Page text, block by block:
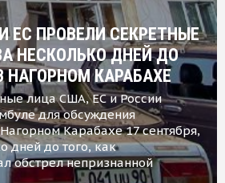
ЕС ПРОВЕЛИ СЕКРЕТНЫЕ
НЕСКОЛЬКО ДНЕЙ ДО
НАГОРНОМ КАРАБАХЕ
лица США, ЕС и России
для обсуждения
Карабахе 17 сентября,
дней до того, как
обстрел непризнанной